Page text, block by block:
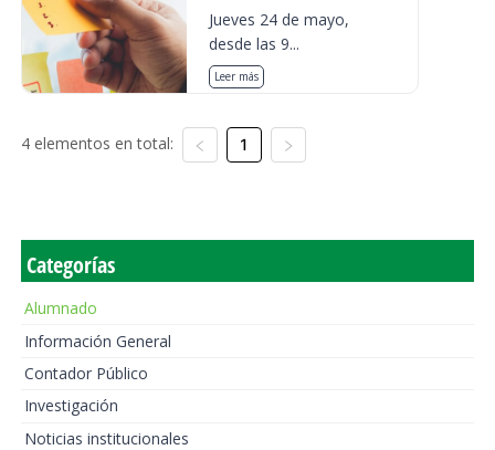
Jueves 24 de mayo,
desde las 9...
Leer más
4 elementos en total: 1
Categorías
Alumnado
Información General
Contador Público
Investigación
Noticias institucionales